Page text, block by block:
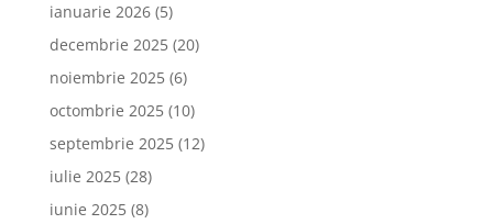
ianuarie 2026(5)
decembrie 2025(20)
noiembrie 2025(6)
octombrie 2025(10)
septembrie 2025(12)
iulie 2025(28)
iunie 2025(8)